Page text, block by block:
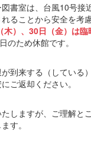
書室は、台風10号接
ることから安全を考慮
木）、30日（金）は臨
のため休館です。
到来する（している
ご返却ください。
しますが、ご理解と
す。